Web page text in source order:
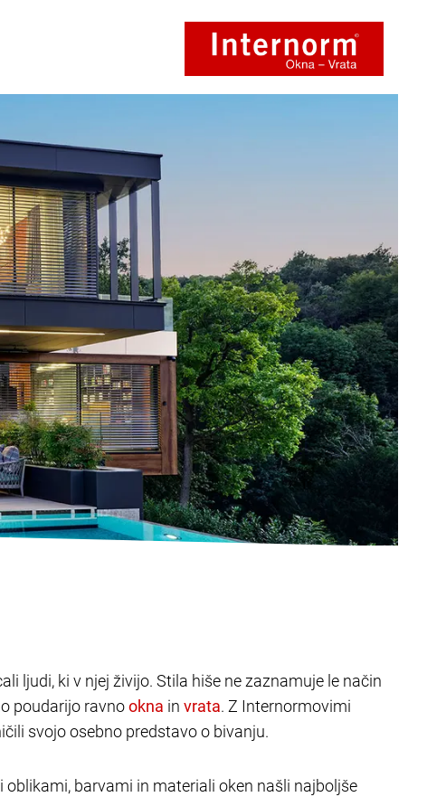
ljudi, ki v njej živijo. Stila hiše ne zaznamuje le način
poudarijo ravno
in
. Z Internormovimi
svojo osebno predstavo o bivanju.
oblikami, barvami in materiali oken našli najboljše